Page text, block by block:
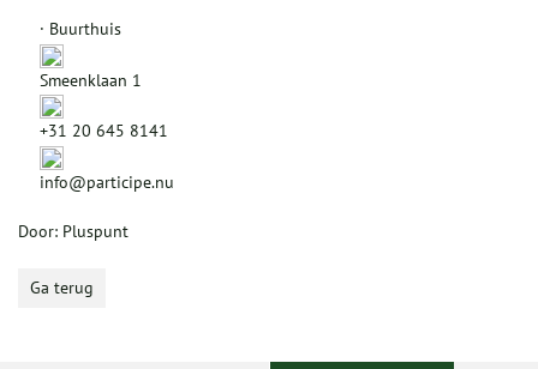
· Buurthuis
Smeenklaan 1
+31 20 645 8141
info@participe.nu
Door: Pluspunt
Ga terug